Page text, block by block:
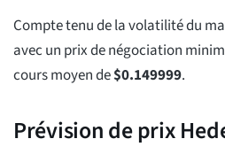
Compte tenu de la volatilité du
avec un prix de négociation
cours moyen de$0.149999.
Prévision de prix